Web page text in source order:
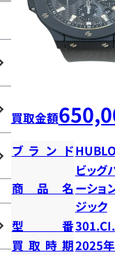
買取金額
ブランド
商品名
ビッグ
ーショ
ジック
型番
買取時期2025